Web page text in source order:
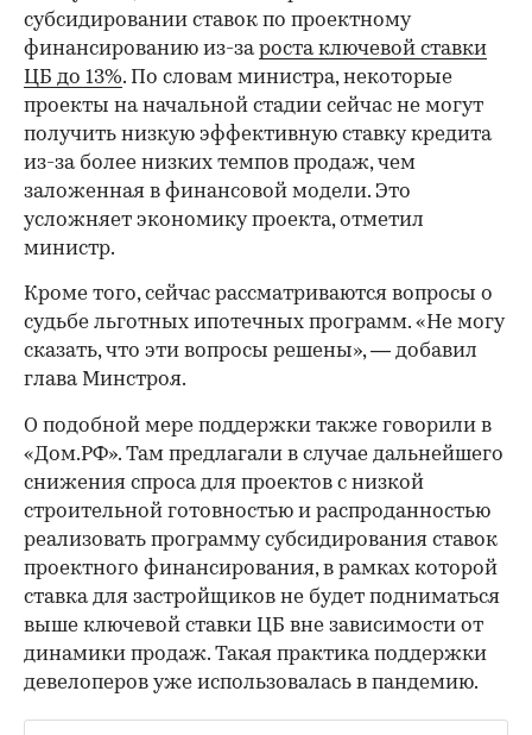
субсидировании ставок по проектному
финансированию из-зароста ключевой ставки
ЦБ до 13%. По словам министра, некоторые
проекты на начальной стадии сейчас не могут
получить низкую эффективную ставку кредита
из-за более низких темпов продаж, чем
заложенная в финансовой модели. Это
усложняет экономику проекта, отметил
министр.
Кроме того, сейчас рассматриваются вопросы о
судьбе льготных ипотечных программ. «Не могу
сказать, что эти вопросы решены», — добавил
глава Минстроя.
О подобной мере поддержки также говорили в
«Дом.РФ». Там предлагали в случае дальнейшего
снижения спроса для проектов с низкой
строительной готовностью и распроданностью
реализовать программу субсидирования ставок
проектного финансирования, в рамках которой
ставка для застройщиков не будет подниматься
выше ключевой ставки ЦБ вне зависимости от
динамики продаж. Такая практика поддержки
девелоперов уже использовалась в пандемию.